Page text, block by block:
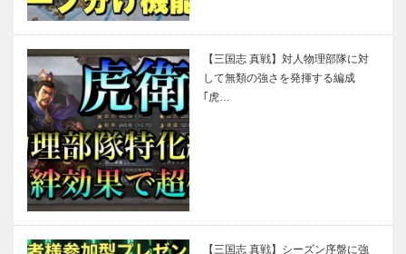
【三国志 真戦】対人物理部隊に対
して無類の強さを発揮する編成
｢虎…
【三国志 真戦】シーズン序盤に強